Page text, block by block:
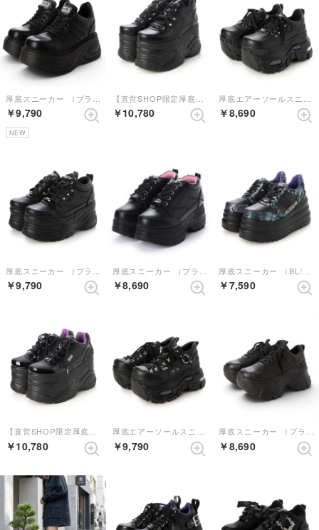
￥9,790
NEW
￥10,780 ￥8,690
￥9,790 ￥8,690 ￥7,590
【直営SHOP限定厚底スニーカー】 （ブラックコンビ）
￥10,780
厚底エアーソールスニーカー （ブラック）
￥9,790
厚底スニーカー （ブラック）
￥8,690